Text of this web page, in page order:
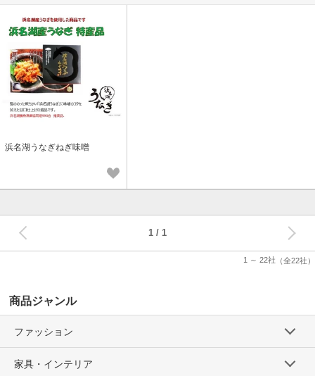
浜名湖うなぎねぎ味噌
1 ～ 22社 （全22社）
1
商品ジャンル
ファッション
家具・インテリア